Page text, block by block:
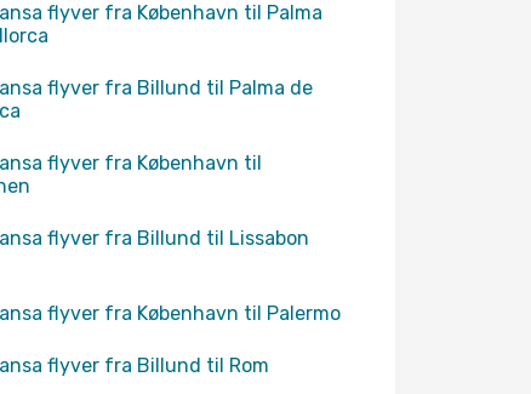
flyver fra København til Palma
flyver fra Billund til Palma de
flyver fra København til
flyver fra Billund til Lissabon
flyver fra København til Palermo
flyver fra Billund til Rom